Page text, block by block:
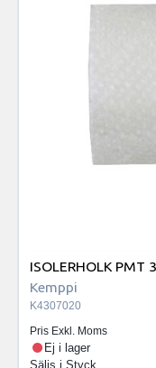
ISOLERHOLK PMT
Kemppi
K4307020
Pris Exkl. Moms
Ej i lager
Säljs i Styck